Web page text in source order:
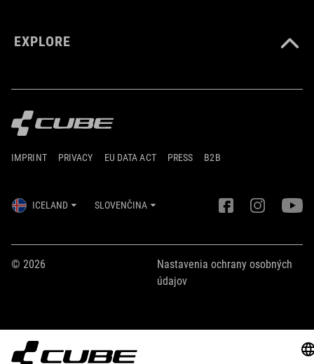
EXPLORE
IMPRINT PRIVACY EU DATA ACT PRESS B2B
ICELAND SLOVENČINA
© 2026
Nastavenia ochrany osobných
údajov